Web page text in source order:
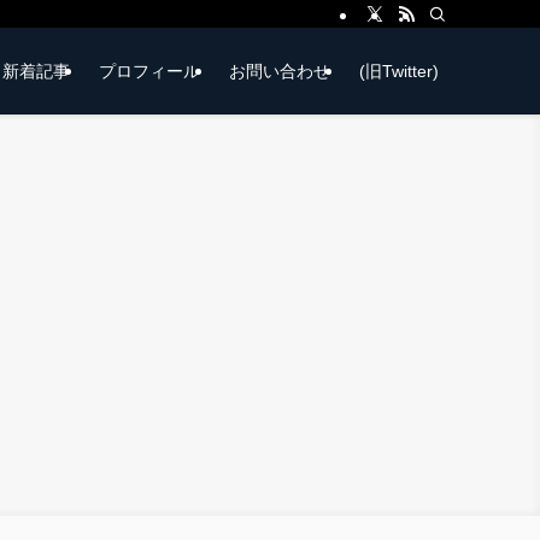
新着記事 プロフィール お問い合わせ (旧Twitter)